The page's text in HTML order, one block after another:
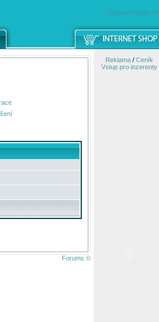
windowsmobile.cz
Forums ©
Reklama/ Ceník
Vstup pro inzerenty